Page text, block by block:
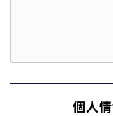
個人